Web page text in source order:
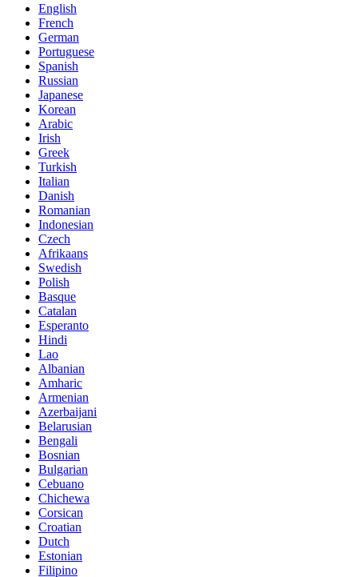
English
French
German
Portuguese
Spanish
Russian
Japanese
Korean
Arabic
Irish
Greek
Turkish
Italian
Danish
Romanian
Indonesian
Czech
Afrikaans
Swedish
Polish
Basque
Catalan
Esperanto
Hindi
Lao
Albanian
Amharic
Armenian
Azerbaijani
Belarusian
Bengali
Bosnian
Bulgarian
Cebuano
Chichewa
Corsican
Croatian
Dutch
Estonian
Filipino